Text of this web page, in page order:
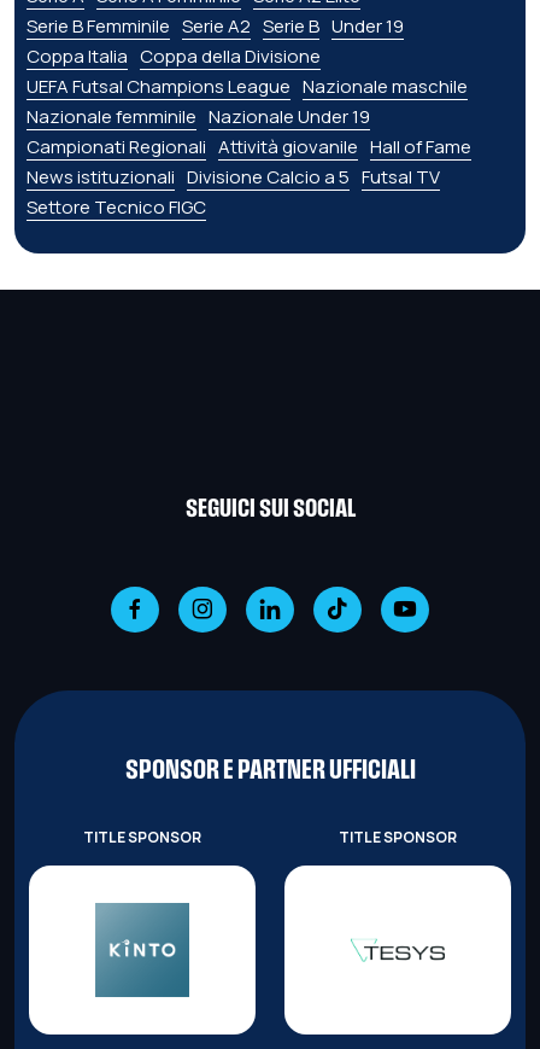
Serie B Femminile Serie A2 Serie B Under 19
Coppa Italia Coppa della Divisione
UEFA Futsal Champions League Nazionale maschile
Nazionale femminile Nazionale Under 19
Campionati Regionali Attività giovanile Hall of Fame
News istituzionali Divisione Calcio a 5 Futsal TV
Settore Tecnico FIGC
SEGUICI SUI SOCIAL
SPONSOR E PARTNER UFFICIALI
TITLE SPONSOR TITLE SPONSOR